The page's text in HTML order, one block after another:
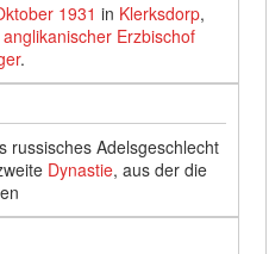
1931 in Klerksdorp,
anglikanischer Erzbischof
.
russisches Adelsgeschlecht
Dynastie, aus der die